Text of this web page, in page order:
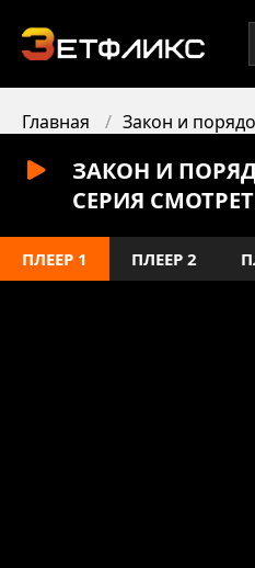
Главная Закон и
ЗАКОН И
СЕРИЯ
ПЛЕЕР 1 ПЛЕЕР 2